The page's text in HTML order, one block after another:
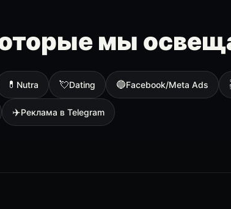
мы
💊 Nutra 💘Dating 🔵Facebook/Meta Ads
✈️Реклама в Telegram